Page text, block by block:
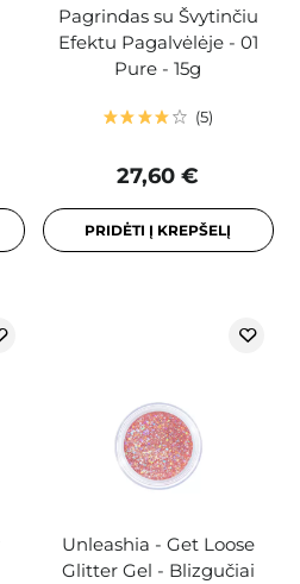
Pagrindas su Švytinčiu
Efektu Pagalvėlėje - 01
Pure - 15g
5
27,60 €
PRIDĖTI Į KREPŠELĮ
Unleashia - Get Loose
Glitter Gel - Blizgučiai